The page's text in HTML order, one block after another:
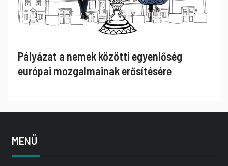
Pályázat a nemek közötti egyenlőség
európai mozgalmainak erősítésére
MENÜ